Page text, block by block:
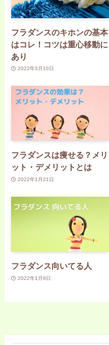
フラダンスのキホンの基本
はコレ！コツは重心移動に
あり
2022年3月10日
フラダンスは痩せる？メリ
ット・デメリットとは
2022年1月21日
フラダンス向いてる人
2022年1月9日